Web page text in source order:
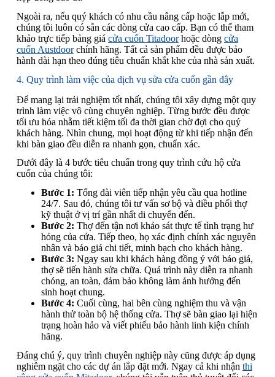
Ngoài ra, nếu quý khách có nhu cầu nâng cấp hoặc lắp mới,
chúng tôi luôn có sẵn các dòng cửa cao cấp. Bạn có thể tham
khảo trực tiếp bảng giá cửa cuốn Titadoorhoặc dòng cửa
cuốn Austdoorchính hãng. Tất cả sản phẩm đều được bảo
hành dài hạn theo đúng tiêu chuẩn khắt khe của nhà sản xuất.
4. Quy trình làm việc của dịch vụ sửa cửa cuốn gần đây
Để mang lại trải nghiệm tốt nhất, chúng tôi xây dựng một quy
trình làm việc vô cùng chuyên nghiệp. Từng bước đều được
tối ưu hóa nhằm tiết kiệm tối đa thời gian chờ đợi cho quý
khách hàng. Nhìn chung, mọi hoạt động từ khi tiếp nhận đến
khi bàn giao đều diễn ra nhanh gọn, chuẩn xác.
Dưới đây là 4 bước tiêu chuẩn trong quy trình cứu hộ cửa
cuốn của chúng tôi:
Bước 1: Tổng đài viên tiếp nhận yêu cầu qua hotline
24/7. Sau đó, chúng tôi tư vấn sơ bộ và điều phối thợ
kỹ thuật ở vị trí gần nhất di chuyển đến.
Bước 2: Thợ đến tận nơi khảo sát thực tế tình trạng hư
hỏng của cửa. Tiếp theo, họ xác định chính xác nguyên
nhân và báo giá chi tiết, minh bạch cho khách hàng.
Bước 3: Ngay sau khi khách hàng đồng ý với báo giá,
thợ sẽ tiến hành sửa chữa. Quá trình này diễn ra nhanh
chóng, an toàn, đảm bảo không làm ảnh hưởng đến
sinh hoạt chung.
Bước 4: Cuối cùng, hai bên cùng nghiệm thu và vận
hành thử toàn bộ hệ thống cửa. Thợ sẽ bàn giao lại hiện
trạng hoàn hảo và viết phiếu bảo hành linh kiện chính
hãng.
Đáng chú ý, quy trình chuyên nghiệp này cũng được áp dụng
nghiêm ngặt cho các dự án lắp đặt mới. Ngay cả khi nhận thi